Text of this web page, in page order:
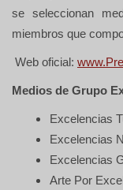
se seleccionan
miembros que
Web oficial:
Medios de Grupo
Excelencias
Excelencias
Excelencias
Arte Por